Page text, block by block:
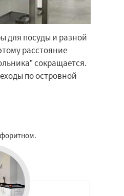
для посуды и разной
расстояние
сокращается.
по островной